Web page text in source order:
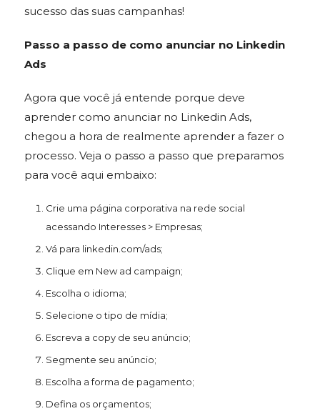
sucesso das suas campanhas!
Passo a passo de como anunciar no Linkedin
Ads
Agora que você já entende porque deve
aprender como anunciar no Linkedin Ads,
chegou a hora de realmente aprender a fazer o
processo. Veja o passo a passo que preparamos
para você aqui embaixo:
Crie uma página corporativa na rede social
acessando Interesses > Empresas;
Vá para linkedin.com/ads;
Clique em New ad campaign;
Escolha o idioma;
Selecione o tipo de mídia;
Escreva a copy de seu anúncio;
Segmente seu anúncio;
Escolha a forma de pagamento;
Defina os orçamentos;